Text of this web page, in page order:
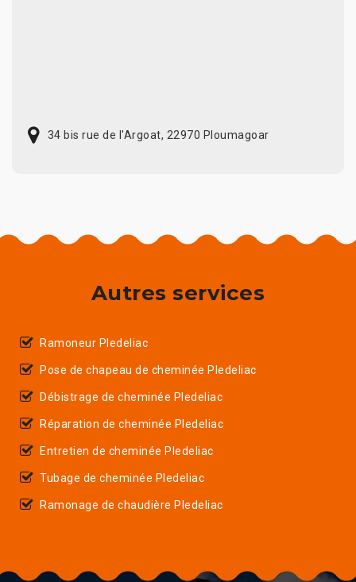
34 bis rue de l'Argoat, 22970 Ploumagoar
Autres services
Ramoneur Pledeliac
Pose de chapeau de cheminée Pledeliac
Débistrage de cheminée Pledeliac
Réparation de cheminée Pledeliac
Entretien de cheminée Pledeliac
Tubage de cheminée Pledeliac
Ramonage de chaudière Pledeliac